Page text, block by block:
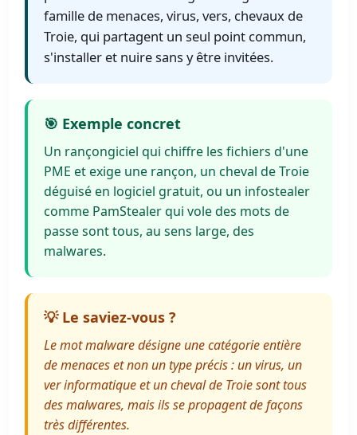
famille de menaces, virus, vers, chevaux de
Troie, qui partagent un seul point commun,
s'installer et nuire sans y être invitées.
🎯 Exemple concret
Un rançongiciel qui chiffre les fichiers d'une
PME et exige une rançon, un cheval de Troie
déguisé en logiciel gratuit, ou un infostealer
comme PamStealer qui vole des mots de
passe sont tous, au sens large, des
malwares.
💡 Le saviez-vous ?
Le mot malware désigne une catégorie entière
de menaces et non un type précis : un virus, un
ver informatique et un cheval de Troie sont tous
des malwares, mais ils se propagent de façons
très différentes.